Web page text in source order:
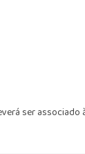
ser